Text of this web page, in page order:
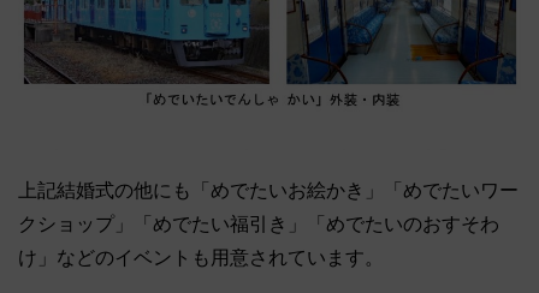
上記結婚式の他にも「めでたいお絵かき」「めでたいワー
クショップ」「めでたい福引き」「めでたいのおすそわ
け」などのイベントも用意されています。